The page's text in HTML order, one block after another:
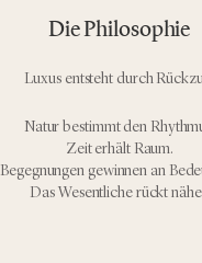
Die Philosophie
Luxus entsteht durch
Natur bestimmt den
Zeit erhält Raum.
Begegnungen gewinnen an
Das Wesentliche rückt